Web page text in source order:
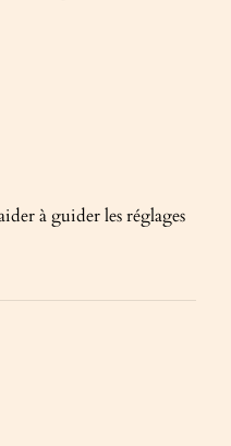
à guider les réglages